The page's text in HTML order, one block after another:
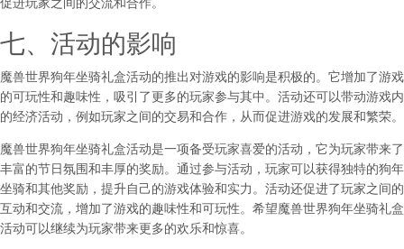
七、活动的影响
魔兽世界狗年坐骑礼盒活动的推出对游戏的影响是积极的。它增加了游戏
的可玩性和趣味性，吸引了更多的玩家参与其中。活动还可以带动游戏内
的经济活动，例如玩家之间的交易和合作，从而促进游戏的发展和繁荣。
魔兽世界狗年坐骑礼盒活动是一项备受玩家喜爱的活动，它为玩家带来了
丰富的节日氛围和丰厚的奖励。通过参与活动，玩家可以获得独特的狗年
坐骑和其他奖励，提升自己的游戏体验和实力。活动还促进了玩家之间的
互动和交流，增加了游戏的趣味性和可玩性。希望魔兽世界狗年坐骑礼盒
活动可以继续为玩家带来更多的欢乐和惊喜。